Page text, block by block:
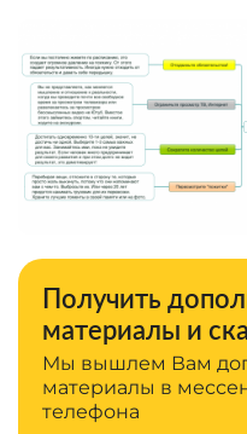
Получить
материалы и
Мы вышлем Вам
материалы в
телефона